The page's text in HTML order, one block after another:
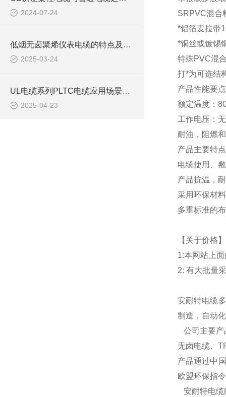
2024-07-24
低烟无卤聚烯仪表电缆的特点及应用领域
2025-03-24
UL电缆系列PLTC电缆应用场景及选型注意事项
2025-04-23
SRPVC混合
*铝箔麦拉带
*铜丝或镀锡
特殊PVC混
打*为可选结
产品性能要
额定温度：
工作电压：
耐油，阻燃
产品主要特点
电缆使用、
产品抗温，
采用环保材
多重标准的
【关于价格】
1:本网站上
2: 有大批量
安耐特电缆
制造，自动
公司主要产
无卤电缆、
产品通过中
欧盟环保指
安耐特电缆